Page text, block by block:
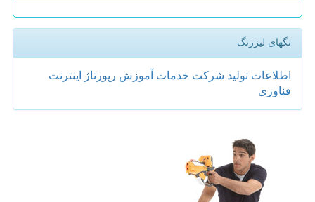
تگهای لیزرتگ
اطلاعات تولید شركت خدمات آموزش رپورتاژ
اینترنت
فناوری